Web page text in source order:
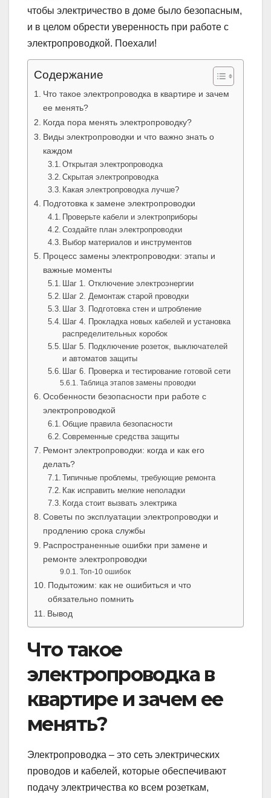
чтобы электричество в доме было безопасным,
и в целом обрести уверенность при работе с
электропроводкой. Поехали!
Содержание
Что такое электропроводка в квартире и зачем
ее менять?
Когда пора менять электропроводку?
Виды электропроводки и что важно знать о
каждом
Открытая электропроводка
Скрытая электропроводка
Какая электропроводка лучше?
Подготовка к замене электропроводки
Проверьте кабели и электроприборы
Создайте план электропроводки
Выбор материалов и инструментов
Процесс замены электропроводки: этапы и
важные моменты
Шаг 1. Отключение электроэнергии
Шаг 2. Демонтаж старой проводки
Шаг 3. Подготовка стен и штробление
Шаг 4. Прокладка новых кабелей и установка
распределительных коробок
Шаг 5. Подключение розеток, выключателей
и автоматов защиты
Шаг 6. Проверка и тестирование готовой сети
Таблица этапов замены проводки
Особенности безопасности при работе с
электропроводкой
Общие правила безопасности
Современные средства защиты
Ремонт электропроводки: когда и как его
делать?
Типичные проблемы, требующие ремонта
Как исправить мелкие неполадки
Когда стоит вызвать электрика
Советы по эксплуатации электропроводки и
продлению срока службы
Распространенные ошибки при замене и
ремонте электропроводки
Топ-10 ошибок
Подытожим: как не ошибиться и что
обязательно помнить
Вывод
Что такое
электропроводка в
квартире и зачем ее
менять?
Электропроводка – это сеть электрических
проводов и кабелей, которые обеспечивают
подачу электричества ко всем розеткам,